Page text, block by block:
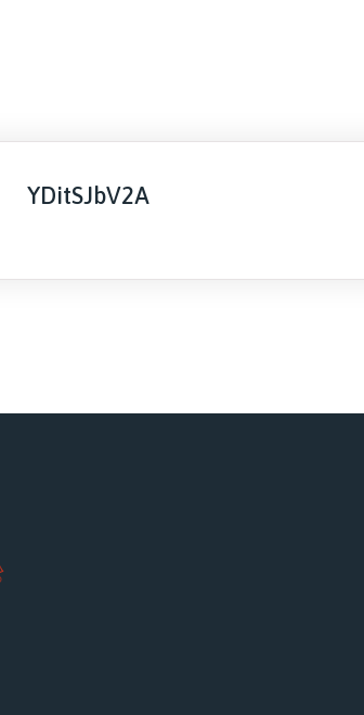
YDitSJbV2A